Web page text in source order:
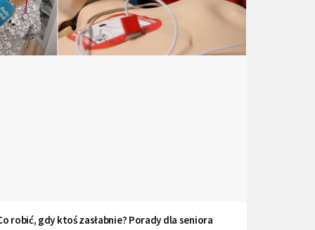
robić, gdy ktoś zasłabnie? Porady dla seniora